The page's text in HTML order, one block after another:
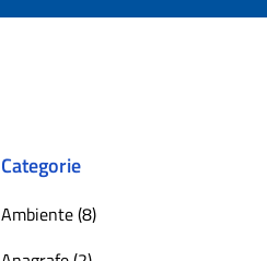
Categorie
Ambiente (8)